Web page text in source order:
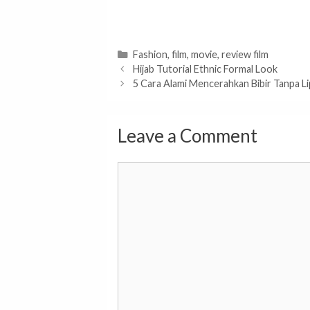
Categories
Fashion, film, movie, review film
Hijab Tutorial Ethnic Formal Look
5 Cara Alami Mencerahkan Bibir Tanpa
Leave a Comment